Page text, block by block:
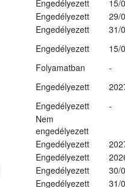
Engedélyezett
15/
Engedélyezett
29/
Engedélyezett
31/
Engedélyezett
15/
Folyamatban
-
Engedélyezett
Engedélyezett
-
Nem
engedélyezett
Engedélyezett
Engedélyezett
Engedélyezett
30/
Engedélyezett
31/